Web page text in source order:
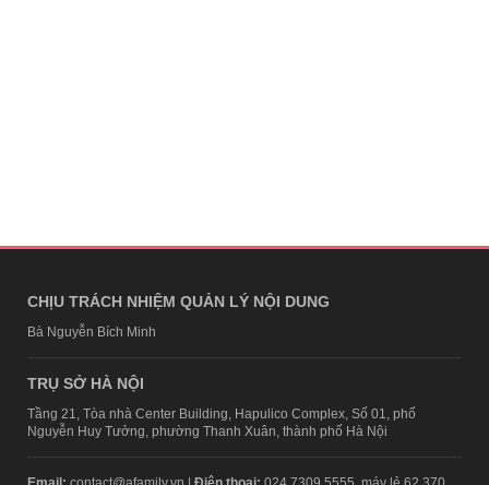
CHỊU TRÁCH NHIỆM QUẢN LÝ NỘI DUNG
Bà Nguyễn Bích Minh
TRỤ SỞ HÀ NỘI
Tầng 21, Tòa nhà Center Building, Hapulico Complex, Số 01, phố
Nguyễn Huy Tưởng, phường Thanh Xuân, thành phố Hà Nội